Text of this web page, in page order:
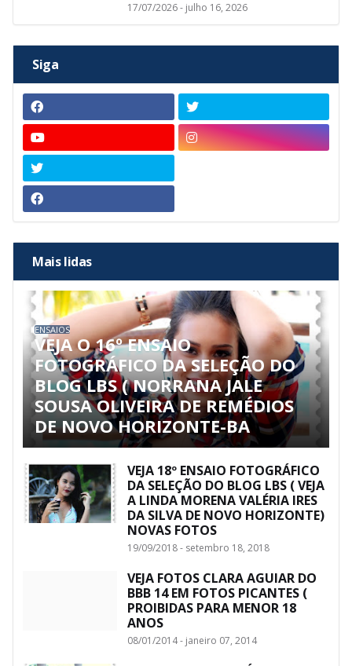
17/07/2026 - julho 16, 2026
Siga
Mais lidas
ENSAIOS
VEJA O 16º ENSAIO
FOTOGRÁFICO DA SELEÇÃO DO
BLOG LBS ( NORRANA JALE
SOUSA OLIVEIRA DE REMÉDIOS
DE NOVO HORIZONTE-BA
VEJA 18º ENSAIO FOTOGRÁFICO
DA SELEÇÃO DO BLOG LBS ( VEJA
A LINDA MORENA VALÉRIA IRES
DA SILVA DE NOVO HORIZONTE)
NOVAS FOTOS
19/09/2018 - setembro 18, 2018
VEJA FOTOS CLARA AGUIAR DO
BBB 14 EM FOTOS PICANTES (
PROIBIDAS PARA MENOR 18
ANOS
08/01/2014 - janeiro 07, 2014